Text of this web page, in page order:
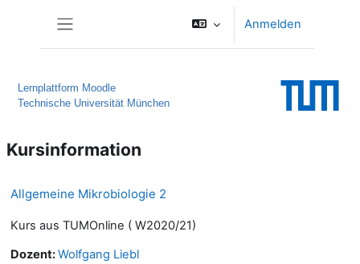
Anmelden
Lernplattform Moodle
Technische Universität München
Kursinformation
Allgemeine Mikrobiologie 2
Kurs aus TUMOnline ( W2020/21)
Dozent:Wolfgang Liebl